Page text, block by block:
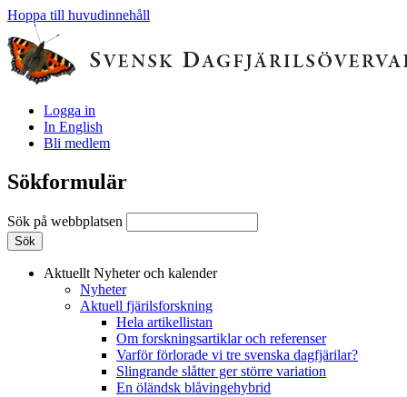
Hoppa till huvudinnehåll
Logga in
In English
Bli medlem
Sökformulär
Sök på webbplatsen
Aktuellt Nyheter och kalender
Nyheter
Aktuell fjärilsforskning
Hela artikellistan
Om forskningsartiklar och referenser
Varför förlorade vi tre svenska dagfjärilar?
Slingrande slåtter ger större variation
En öländsk blåvingehybrid